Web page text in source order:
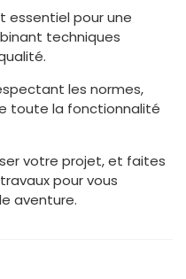
essentiel pour une
techniques
les normes,
toute la fonctionnalité
votre projet, et faites
pour vous
aventure.